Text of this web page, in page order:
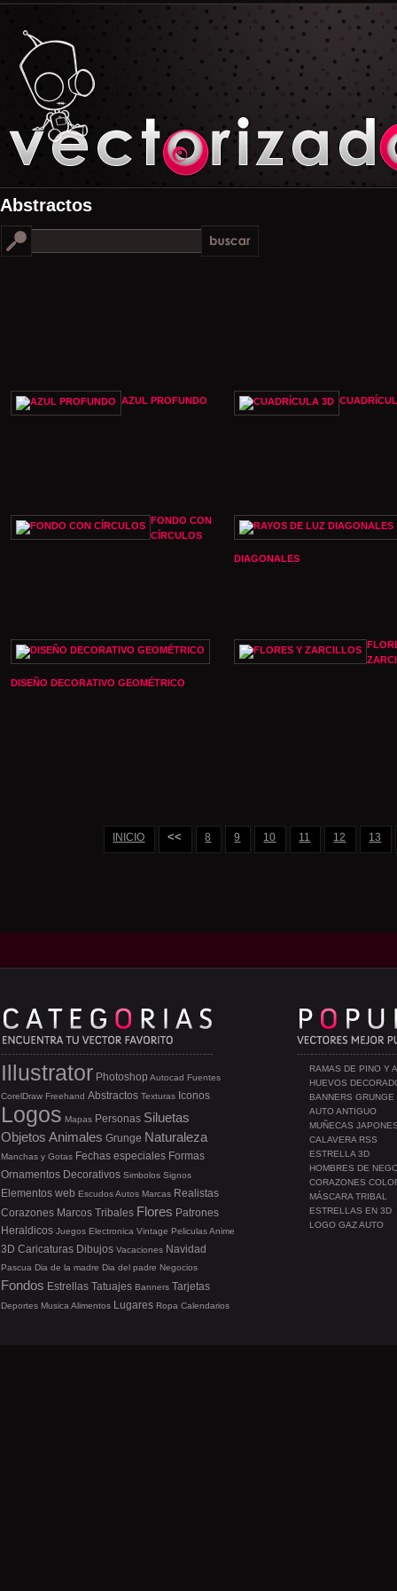
Abstractos
AZUL PROFUNDO
FONDO CON
CÍRCULOS
DIAGONALES
DISEÑO DECORATIVO GEOMÉTRICO
INICIO << 8 9 10 11 12 13
RAMAS DE PINO Y
HUEVOS
BANNERS GRUNGE
AUTO ANTIGUO
MUÑECAS
CALAVERA RSS
ESTRELLA 3D
HOMBRES DE
CORAZONES
MÁSCARA TRIBAL
ESTRELLAS EN 3D
LOGO GAZ AUTO
Illustrator Photoshop Autocad Fuentes
CorelDraw Freehand Abstractos Texturas Iconos
Logos Mapas Personas Siluetas
Objetos Animales Grunge Naturaleza
Manchas y Gotas Fechas especiales Formas
Ornamentos Decorativos Simbolos Signos
Elementos web EscudosAutos Marcas Realistas
Corazones Marcos Tribales Flores Patrones
Heraldicos Juegos Electronica Vintage PeliculasAnime
3D Caricaturas Dibujos Vacaciones Navidad
Pascua Dia de la madre Dia del padre Negocios
Fondos Estrellas Tatuajes Banners Tarjetas
Deportes Musica Alimentos Lugares Ropa Calendarios